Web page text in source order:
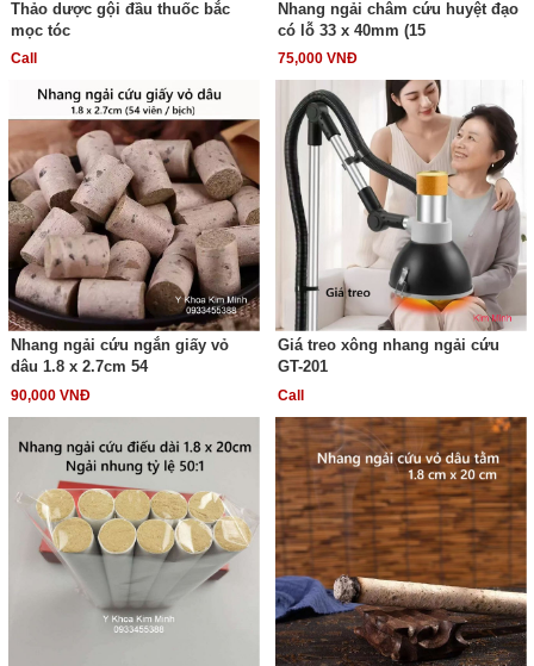
Thảo dược gội đầu thuốc bắc
mọc tóc
Call
Nhang ngải châm cứu huyệt đạo
có lỗ 33 x 40mm (15
75,000 VNĐ
Nhang ngải cứu ngắn giấy vỏ
dâu 1.8 x 2.7cm 54
90,000 VNĐ
Giá treo xông nhang ngải cứu
GT-201
Call